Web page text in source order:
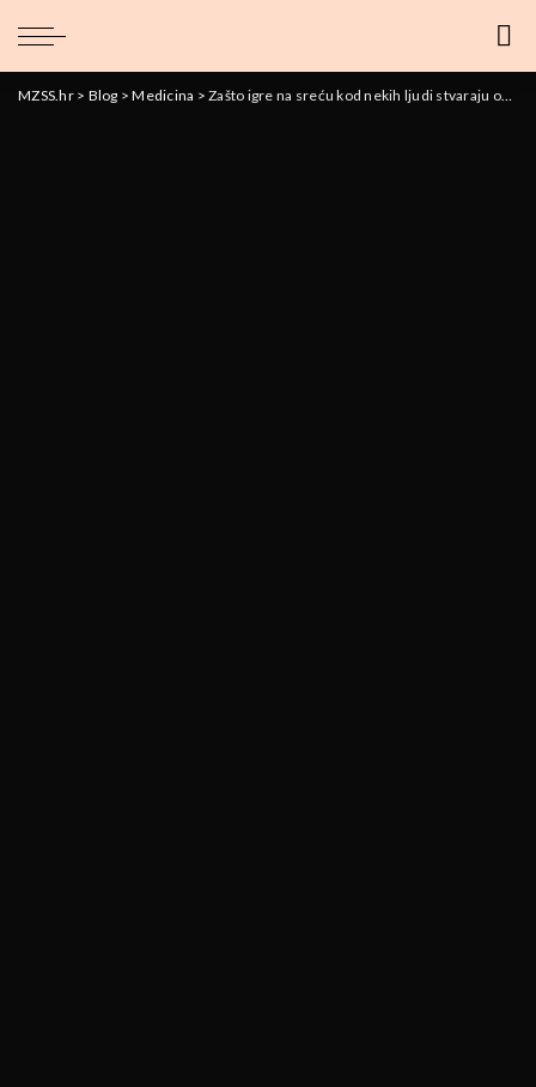
MZSS.hr> Blog >Medicina >Zašto igre na sreću kod nekih ljudi stvaraju ovisnost?